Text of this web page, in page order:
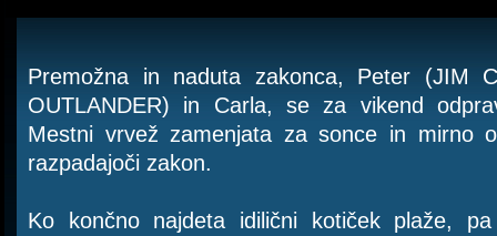
Premožna in naduta zakonca, Peter (JIM
OUTLANDER) in Carla, se za vikend
Mestni vrvež zamenjata za sonce in mirno
razpadajoči zakon.
Ko končno najdeta idilični kotiček plaže,